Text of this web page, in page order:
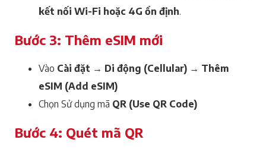
kết nối Wi-Fi hoặc 4G ổn định.
Bước 3: Thêm eSIM mới
Vào Cài đặt → Di động (Cellular) → Thêm
eSIM (Add eSIM)
Chọn Sử dụng mã QR (Use QR Code)
Bước 4: Quét mã QR